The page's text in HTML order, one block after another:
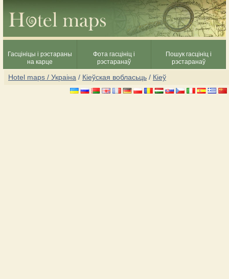
Гасцініцы і рэстараны
на карце
Фота гасцініц і
рэстаранаў
Пошук гасцініц і
рэстаранаў
Hotel maps / Украіна / Кіеўская вобласьць / Кіеў